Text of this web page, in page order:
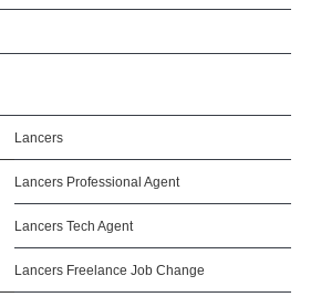
Lancers
Lancers Professional Agent
Lancers Tech Agent
Lancers Freelance Job Change